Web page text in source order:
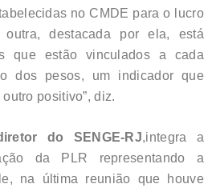
no CMDE para o lucro
destacada por ela, está
que estão vinculados a cada
dos pesos, um indicador que
positivo”, diz.
do SENGE-RJ,integra a
da PLR representando a
na última reunião que houve